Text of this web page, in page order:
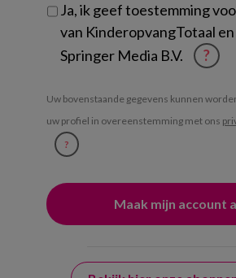
Ja, ik geef toestemming
van KinderopvangTotaal en
Springer Media B.V.
?
Uw bovenstaande gegevens kunnen
uw profiel in overeenstemming met ons
?